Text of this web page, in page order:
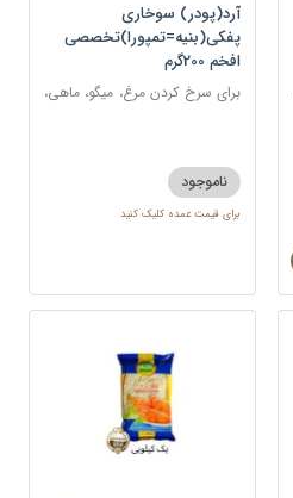
آرد(پودر) سوخاری
پفکی(بنیه=تمپورا)تخصصی
افخم 200گرم
برای سرخ کردن مرغ، میگو، ماهی،
ناموجود
برای قیمت عمده کلیک کنید